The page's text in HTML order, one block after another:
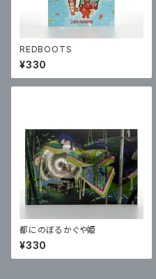
REDBOOTS
¥330
都にのぼるかぐや姫
¥330